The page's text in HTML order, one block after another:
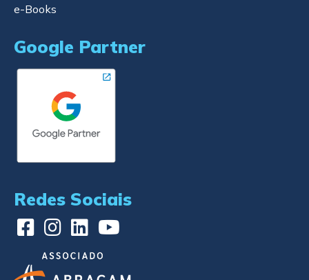
e-Books
Google Partner
Redes Sociais